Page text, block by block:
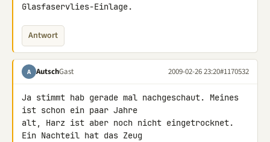
Glasfaservlies-Einlage.
Antwort
A AutschGast 2009-02-26 23:20#1170532
Ja stimmt hab gerade mal nachgeschaut. Meines
ist schon ein paar Jahre
alt, Harz ist aber noch nicht eingetrocknet.
Ein Nachteil hat das Zeug